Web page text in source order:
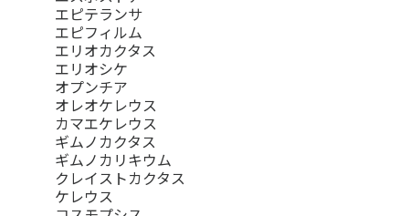
エピテランサ
エピフィルム
エリオカクタス
エリオシケ
オプンチア
オレオケレウス
カマエケレウス
ギムノカクタス
ギムノカリキウム
クレイストカクタス
ケレウス